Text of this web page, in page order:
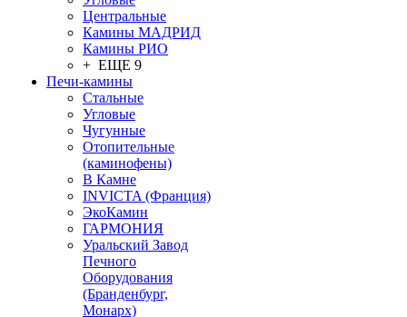
Центральные
Камины МАДРИД
Камины РИО
+ ЕЩЕ 9
Печи-камины
Стальные
Угловые
Чугунные
Отопительные
(каминофены)
В Камне
INVICTA (Франция)
ЭкоКамин
ГАРМОНИЯ
Уральский Завод
Печного
Оборудования
(Бранденбург,
Монарх)